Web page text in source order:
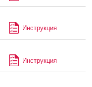
Инструкция
Инструкция